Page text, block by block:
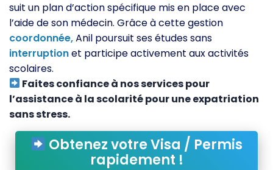
suit un plan d’action spécifique mis en place avec
l’aide de son médecin. Grâce à cette gestion
coordonnée,Anil poursuit ses études sans
interruptionet participe activement aux activités
scolaires.
Faites confiance à nos services pour
l’assistance à la scolarité pour une expatriation
sans stress.
Obtenez votre Visa / Permis
rapidement !